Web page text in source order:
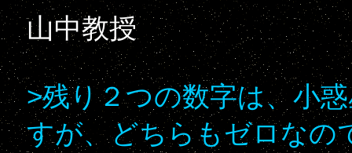
山中教授
>残り２つの数字は、小
すが、どちらもゼロなの